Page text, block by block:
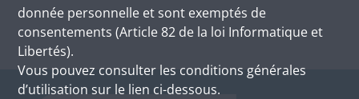
donnée personnelle et sont exemptés de
consentements (Article 82 de la loi Informatique et
Libertés).
Vous pouvez consulter les conditions générales
d’utilisation sur le lien ci-dessous.